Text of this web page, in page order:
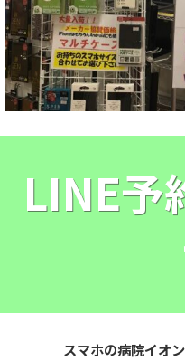
LINE予
スマホの病院イオ